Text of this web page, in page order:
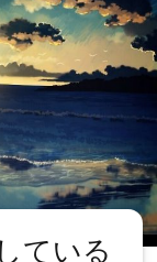
ている